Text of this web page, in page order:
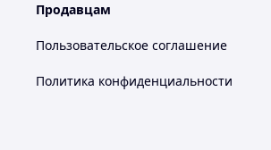
Продавцам
Пользовательское соглашение
Политика конфиденциальности